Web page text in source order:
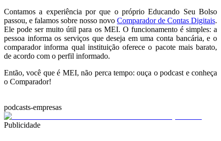
Contamos a experiência por que o próprio Educando Seu Bolso
passou, e falamos sobre nosso novo Comparador de Contas Digitais.
Ele pode ser muito útil para os MEI. O funcionamento é simples: a
pessoa informa os serviços que deseja em uma conta bancária, e o
comparador informa qual instituição oferece o pacote mais barato,
de acordo com o perfil informado.
Então, você que é MEI, não perca tempo: ouça o podcast e conheça
o Comparador!
podcasts-empresas
Publicidade